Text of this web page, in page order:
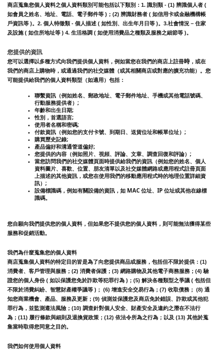
商店蒐集您個人資料之個人資料類別可能包括以下類別：1. 識別類 - (1) 辨識個人者 (
如會員之姓名、地址、電話、電子郵件等 )；(2) 辨識財務者 ( 如信用卡或金融機構帳
戶資訊等 )。2. 個人特徵類 - 個人描述 ( 如性別、出生年月日等 )。3.社會情況 – 住家
及設施 ( 如住所地址等 ) 4. 生活格調 ( 如使用消費品之種類及服務之細節等 )。
您提供的資訊
您可以選擇以多種方式向我們提供個人資料，例如當您在我們的商店上註冊時，或在
我們的商店上購物時，或通過我們的社交媒體（或其相關商店或對應的擴充功能）。您
可能提供給我們的個人資料類型（如適用）包括：
聯繫資訊（例如姓名、郵政地址、電子郵件地址、手機或其他電話號碼、
行動服務提供者）;
年齡和出生日期;
性別，首選語言;
使用者名稱和密碼;
付款資訊（例如您的支付卡號、到期日、送貨位址和帳單位址）;
購買歷史記錄;
產品偏好和溝通管道偏好;
您提供的內容（例如照片、視頻、評論、文章、調查回復和評論）;
當您訪問我們的社交媒體頁面時提供給我們的資訊（例如您的姓名、個人
資料圖片、喜歡、位置、朋友清單以及社交媒體網路或應用程式註冊頁面
上描述的其他資訊，或您在使用我們的移動應用程式時的地理位置詳細資
訊）;
設備標識碼，例如有關設備的資訊，如 MAC 位址、IP 位址或其他在線標
識碼。
您自願向我們提供您的個人資料，但如果您不提供您的個人資料，則可能無法獲得某些
服務和促銷活動。
我們為什麼蒐集您的個人資料
商店蒐集個人資料的特定目的皆是為了向您提供商品或服務，包括但不限於提供：(1)
消費者、客戶管理與服務；(2) 消費者保護；(3) 網路購物及其他電子商務服務；(4) 驗
證您的個人身份 ( 如以保護您免於詐欺等犯罪行為 )；(5) 解決各種類型之爭議 ( 包括但
不限於消費糾紛、智慧財產權爭議等 )； (6) 增進安全交易行為；(7) 收取債務； (8) 通
知您商業機會、產品、服務及更新；(9) 偵測並保護您及商店免於錯誤、詐欺或其他犯
罪行為，並監測遵法風險；(10) 調查針對個人安全、財產安全及違約之潛在不法行
為；(11) 履行條款與細則及退換貨政策；(12) 依法令所為之行為；以及 (13) 其他於蒐
集當時取得您同意之目的。
我們如何使用個人資料